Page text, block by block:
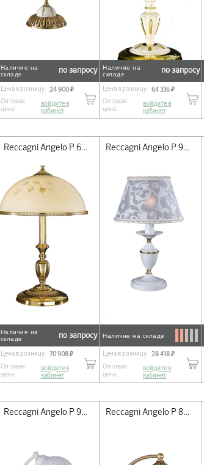
Наличие на
складе
по запросу
Цена в розницу: 24 900 ₽
Оптовая
цена:
войдите в
кабинет
Наличие на
складе
по запросу
Цена в розницу:
64 336 ₽
Оптовая
цена:
войдите в
кабинет
Reccagni Angelo P 6308 G
Наличие на
складе
по запросу
Цена в розницу:
70 908 ₽
Оптовая
цена:
войдите в
кабинет
Reccagni Angelo P 9630 P
Наличие на складе
Цена в розницу:
28 418 ₽
Оптовая
цена:
войдите в
кабинет
Reccagni Angelo P 9600 Reccagni Angelo P 8400 P